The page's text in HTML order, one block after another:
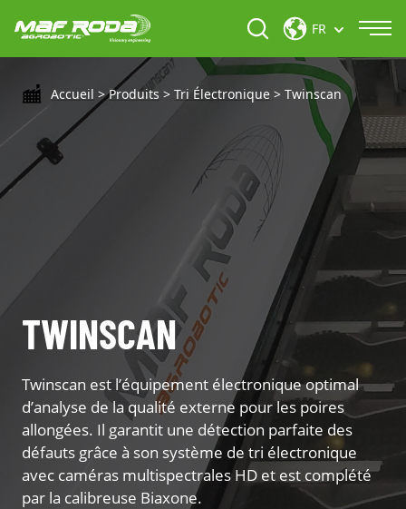
FR
Accueil > Produits > Tri Électronique > Twinscan
TWINSCAN
Twinscan est l’équipement électronique optimal
d’analyse de la qualité externe pour les poires
allongées. Il garantit une détection parfaite des
défauts grâce à son système de tri électronique
avec caméras multispectrales HD et est complété
par la calibreuse Biaxone.